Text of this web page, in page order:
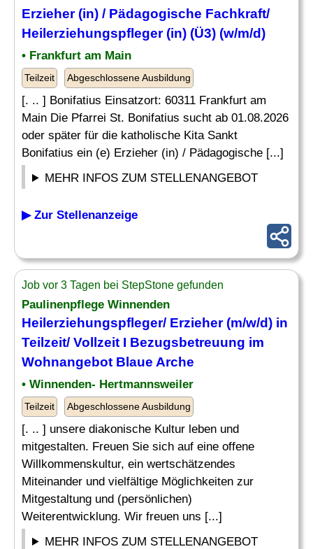
Erzieher (in) / Pädagogische Fachkraft/
Heilerziehungspfleger(in) (Ü3) (w/m/d)
• Frankfurt am Main
Teilzeit Abgeschlossene Ausbildung
[. .. ] Bonifatius Einsatzort: 60311 Frankfurt am
Main Die Pfarrei St. Bonifatius sucht ab 01.08.2026
oder später für die katholische Kita Sankt
Bonifatius ein (e) Erzieher (in) / Pädagogische [...]
MEHR INFOS ZUM STELLENANGEBOT
▶ Zur Stellenanzeige
Job vor 3 Tagen bei StepStone gefunden
Paulinenpflege Winnenden
Heilerziehungspfleger/ Erzieher (m/w/d) in
Teilzeit/ Vollzeit I Bezugsbetreuung im
Wohnangebot Blaue Arche
• Winnenden- Hertmannsweiler
Teilzeit Abgeschlossene Ausbildung
[. .. ] unsere diakonische Kultur leben und
mitgestalten. Freuen Sie sich auf eine offene
Willkommenskultur, ein wertschätzendes
Miteinander und vielfältige Möglichkeiten zur
Mitgestaltung und (persönlichen)
Weiterentwicklung. Wir freuen uns [...]
MEHR INFOS ZUM STELLENANGEBOT